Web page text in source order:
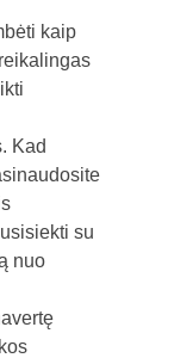
kaip
Kad
su
nuo